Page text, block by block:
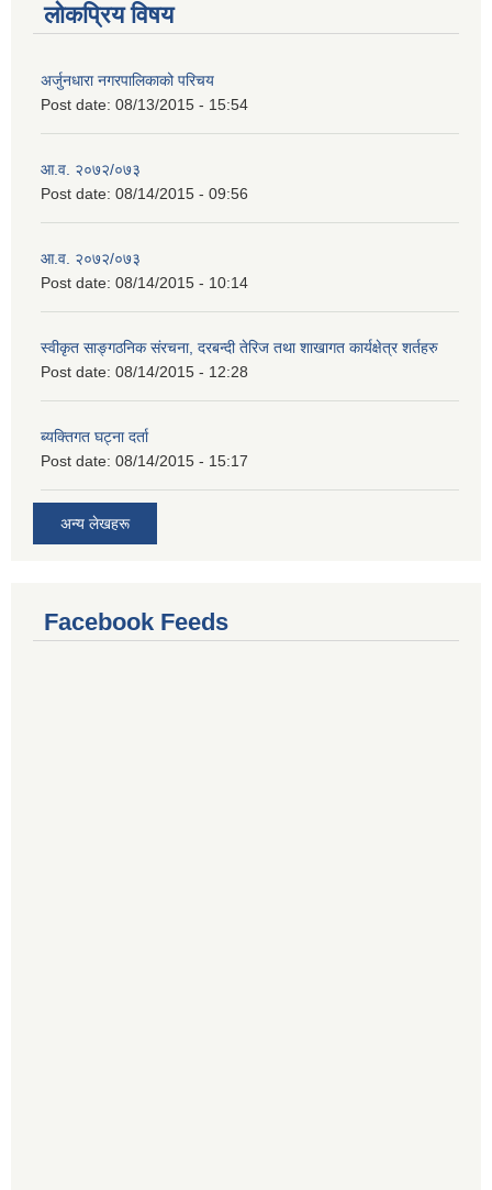
लोकप्रिय विषय
अर्जुनधारा नगरपालिकाको परिचय
Post date: 08/13/2015 - 15:54
आ.व. २०७२/०७३
Post date: 08/14/2015 - 09:56
आ.व. २०७२/०७३
Post date: 08/14/2015 - 10:14
स्वीकृत साङ्गठनिक संरचना, दरबन्दी तेरिज तथा शाखागत कार्यक्षेत्र शर्तहरु
Post date: 08/14/2015 - 12:28
ब्यक्तिगत घट्ना दर्ता
Post date: 08/14/2015 - 15:17
अन्य लेखहरू
Facebook Feeds